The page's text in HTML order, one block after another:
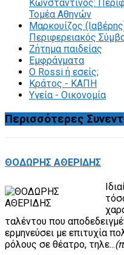
Κωνσταντίνος:
Τομέα Αθηνών
Μαρκουίζος
Περιφερειακός
Ζήτημα παιδείας
Εμφράγματα
Ο Rossi ή εσείς;
Κράτος - ΚΑΠΗ
Υγεία - Οικονομία
Περισσότερες
ΘΟΔΩΡΗΣ ΑΘΕΡΙΔΗΣ
ταλέντου που
ερμηνεύσει με επιτυχία
ρόλους σε θέατρο, τηλε...